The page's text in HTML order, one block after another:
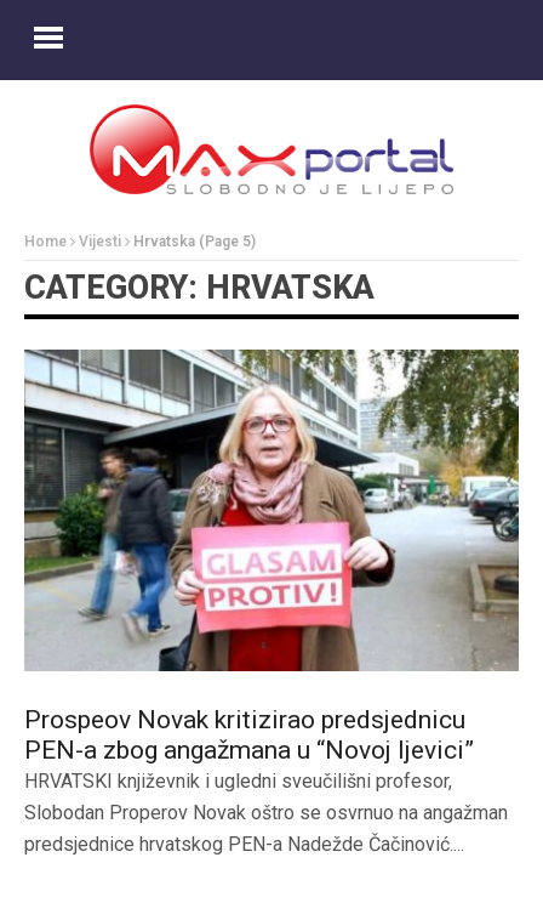
Home Vijesti Hrvatska (Page 5)
CATEGORY: HRVATSKA
Prospeov Novak kritizirao predsjednicu
PEN-a zbog angažmana u “Novoj ljevici”
HRVATSKI književnik i ugledni sveučilišni profesor,
Slobodan Properov Novak oštro se osvrnuo na angažman
predsjednice hrvatskog PEN-a Nadežde Čačinović....